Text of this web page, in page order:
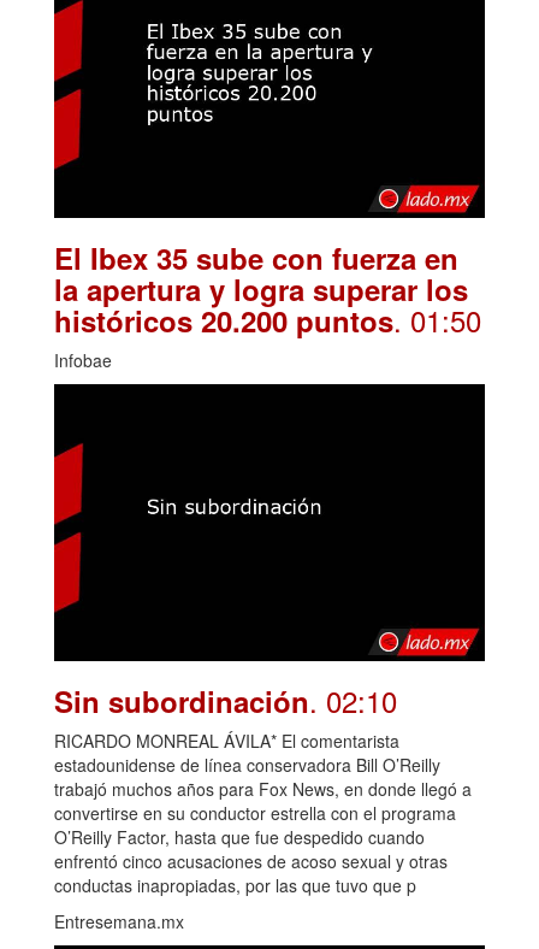
El Ibex 35 sube con fuerza en
la apertura y logra superar los
históricos 20.200 puntos. 01:50
Infobae
Sin subordinación. 02:10
RICARDO MONREAL ÁVILA* El comentarista
estadounidense de línea conservadora Bill O’Reilly
trabajó muchos años para Fox News, en donde llegó a
convertirse en su conductor estrella con el programa
O’Reilly Factor, hasta que fue despedido cuando
enfrentó cinco acusaciones de acoso sexual y otras
conductas inapropiadas, por las que tuvo que p
Entresemana.mx